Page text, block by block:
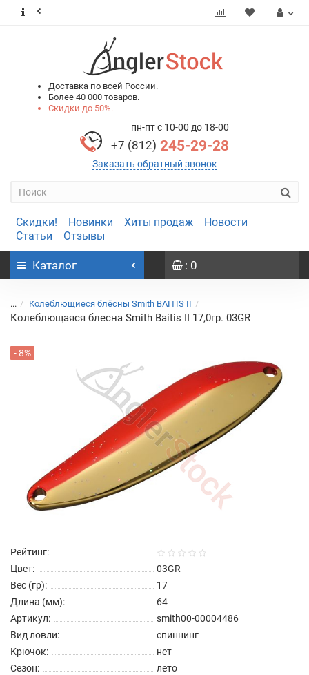
Доставка по всей России.
Более 40 000 товаров.
Скидки до 50%.
пн-пт с 10-00 до 18-00
+7 (812) 245-29-28
Заказать обратный звонок
Скидки! Новинки Хиты продаж
Новости
Статьи
Отзывы
Каталог : 0
... Колеблющиеся блёсны Smith BAITIS II
Колеблющаяся блесна Smith Baitis II 17,0гр. 03GR
- 8%
Рейтинг:
Цвет:
03GR
Вес (гр):
17
Длина (мм):
64
Артикул:
smith00-00004486
Вид ловли:
спиннинг
Крючок:
нет
Сезон:
лето